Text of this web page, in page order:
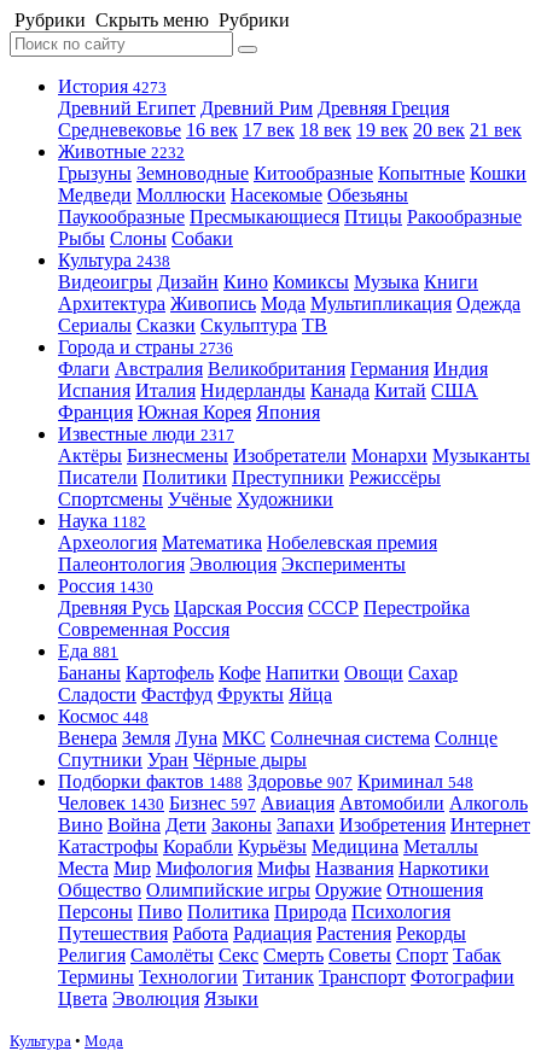
Рубрики Скрыть меню Рубрики
История 4273
Древний Египет Древний Рим Древняя Греция
Средневековье 16 век 17 век 18 век 19 век 20 век 21 век
Животные 2232
Грызуны Земноводные Китообразные Копытные Кошки
Медведи Моллюски Насекомые Обезьяны
Паукообразные Пресмыкающиеся Птицы Ракообразные
Рыбы Слоны Собаки
Культура 2438
Видеоигры Дизайн Кино Комиксы Музыка Книги
Архитектура Живопись Мода Мультипликация Одежда
Сериалы Сказки Скульптура ТВ
Города и страны 2736
Флаги Австралия Великобритания Германия Индия
Испания Италия Нидерланды Канада Китай США
Франция Южная Корея Япония
Известные люди 2317
Актёры Бизнесмены Изобретатели Монархи Музыканты
Писатели Политики Преступники Режиссёры
Спортсмены Учёные Художники
Наука 1182
Археология Математика Нобелевская премия
Палеонтология Эволюция Эксперименты
Россия 1430
Древняя Русь Царская Россия СССР Перестройка
Современная Россия
Еда 881
Бананы Картофель Кофе Напитки Овощи Сахар
Сладости Фастфуд Фрукты Яйца
Космос 448
Венера Земля Луна МКС Солнечная система Солнце
Спутники Уран Чёрные дыры
Подборки фактов 1488 Здоровье 907 Криминал 548
Человек 1430 Бизнес 597 Авиация Автомобили Алкоголь
Вино Война Дети Законы Запахи Изобретения Интернет
Катастрофы Корабли Курьёзы Медицина Металлы
Места Мир Мифология Мифы Названия Наркотики
Общество Олимпийские игры Оружие Отношения
Персоны Пиво Политика Природа Психология
Путешествия Работа Радиация Растения Рекорды
Религия Самолёты Секс Смерть Советы Спорт Табак
Термины Технологии Титаник Транспорт Фотографии
Цвета Эволюция Языки
Культура • Мода